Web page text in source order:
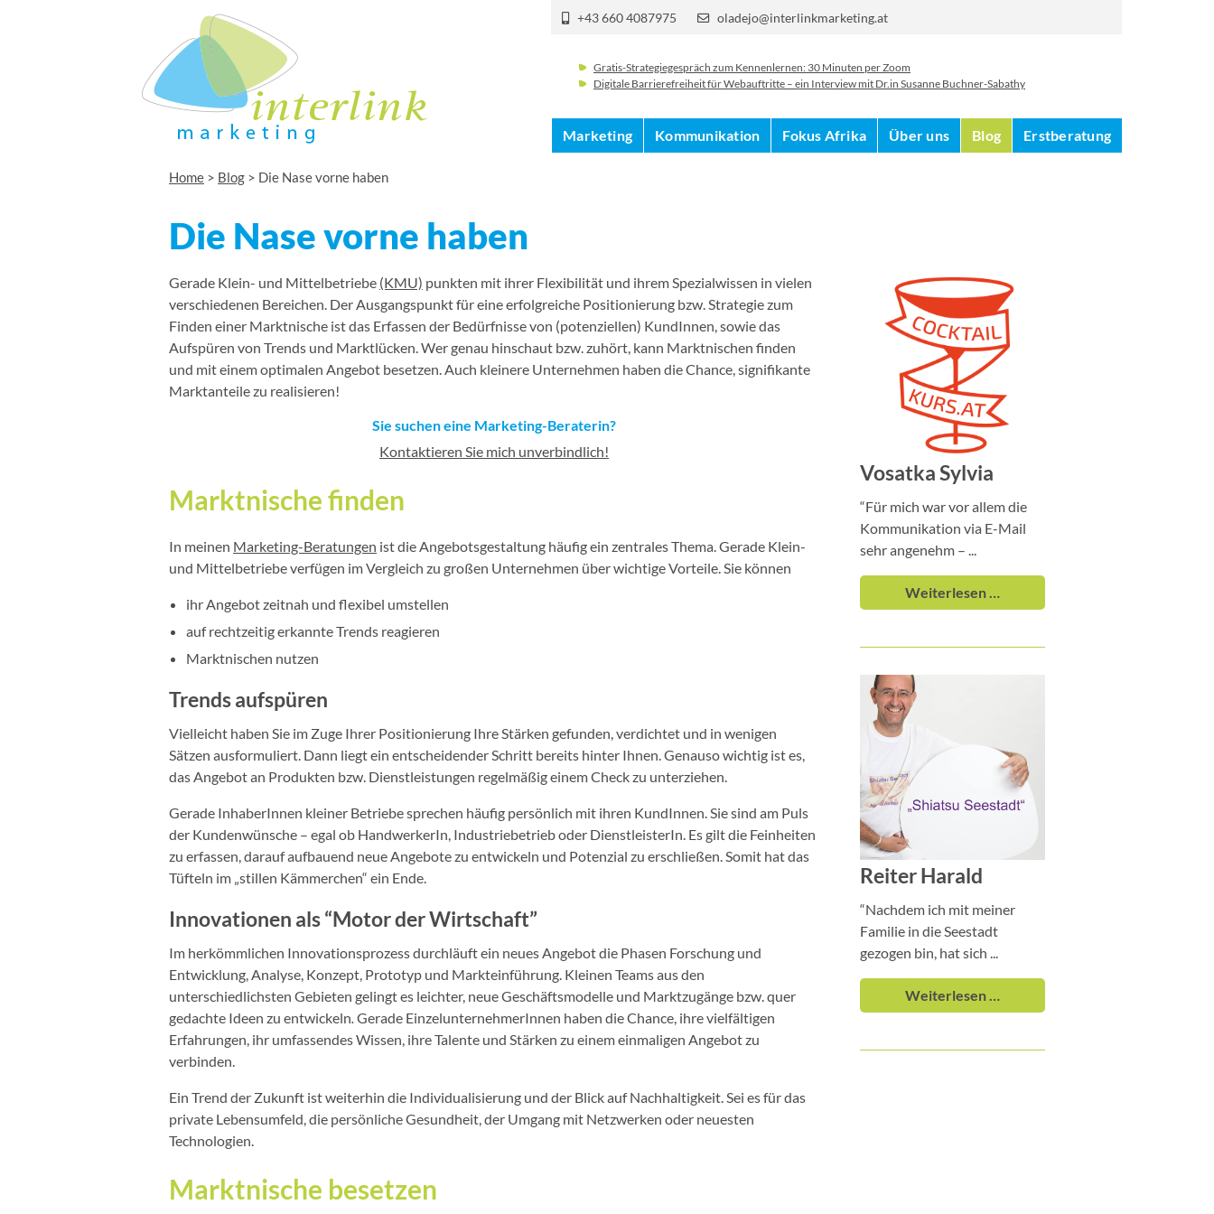
+43 660 4087975 oladejo@interlinkmarketing.at
Gratis-Strategiegespräch zum Kennenlernen: 30 Minuten per Zoom
Digitale Barrierefreiheit für Webauftritte – ein Interview mit Dr.in Susanne Buchner-Sabathy
Marketing Kommunikation Fokus Afrika Über uns Blog Erstberatung
Home > Blog > Die Nase vorne haben
Die Nase vorne haben
Gerade Klein- und Mittelbetriebe (KMU) punkten mit ihrer Flexibilität und ihrem Spezialwissen in vielen
verschiedenen Bereichen. Der Ausgangspunkt für eine erfolgreiche Positionierung bzw. Strategie zum
Finden einer Marktnische ist das Erfassen der Bedürfnisse von (potenziellen) KundInnen, sowie das
Aufspüren von Trends und Marktlücken. Wer genau hinschaut bzw. zuhört, kann Marktnischen finden
und mit einem optimalen Angebot besetzen. Auch kleinere Unternehmen haben die Chance, signifikante
Marktanteile zu realisieren!
Sie suchen eine Marketing-Beraterin?
Kontaktieren Sie mich unverbindlich!
Marktnische finden
In meinen Marketing-Beratungen ist die Angebotsgestaltung häufig ein zentrales Thema. Gerade Klein-
und Mittelbetriebe verfügen im Vergleich zu großen Unternehmen über wichtige Vorteile. Sie können
ihr Angebot zeitnah und flexibel umstellen
auf rechtzeitig erkannte Trends reagieren
Marktnischen nutzen
Trends aufspüren
Vielleicht haben Sie im Zuge Ihrer Positionierung Ihre Stärken gefunden, verdichtet und in wenigen
Sätzen ausformuliert. Dann liegt ein entscheidender Schritt bereits hinter Ihnen. Genauso wichtig ist es,
das Angebot an Produkten bzw. Dienstleistungen regelmäßig einem Check zu unterziehen.
Gerade InhaberInnen kleiner Betriebe sprechen häufig persönlich mit ihren KundInnen. Sie sind am Puls
der Kundenwünsche – egal ob HandwerkerIn, Industriebetrieb oder DienstleisterIn. Es gilt die Feinheiten
zu erfassen, darauf aufbauend neue Angebote zu entwickeln und Potenzial zu erschließen. Somit hat das
Tüfteln im „stillen Kämmerchen“ ein Ende.
Innovationen als “Motor der Wirtschaft”
Im herkömmlichen Innovationsprozess durchläuft ein neues Angebot die Phasen Forschung und
Entwicklung, Analyse, Konzept, Prototyp und Markteinführung. Kleinen Teams aus den
unterschiedlichsten Gebieten gelingt es leichter, neue Geschäftsmodelle und Marktzugänge bzw. quer
gedachte Ideen zu entwickeln.Gerade EinzelunternehmerInnen haben die Chance, ihre vielfältigen
Erfahrungen, ihr umfassendes Wissen, ihre Talente und Stärken zu einem einmaligen Angebot zu
verbinden.
Ein Trend der Zukunft ist weiterhin die Individualisierung und der Blick auf Nachhaltigkeit. Sei es für das
private Lebensumfeld, die persönliche Gesundheit, der Umgang mit Netzwerken oder neuesten
Technologien.
Marktnische besetzen
Vosatka Sylvia
“Für mich war vor allem die
Kommunikation via E-Mail
sehr angenehm – ...
Weiterlesen …
Reiter Harald
“Nachdem ich mit meiner
Familie in die Seestadt
gezogen bin, hat sich ...
Weiterlesen …